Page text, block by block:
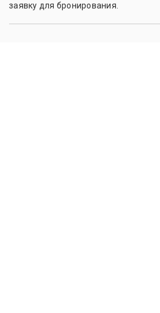
заявку для бронирования.